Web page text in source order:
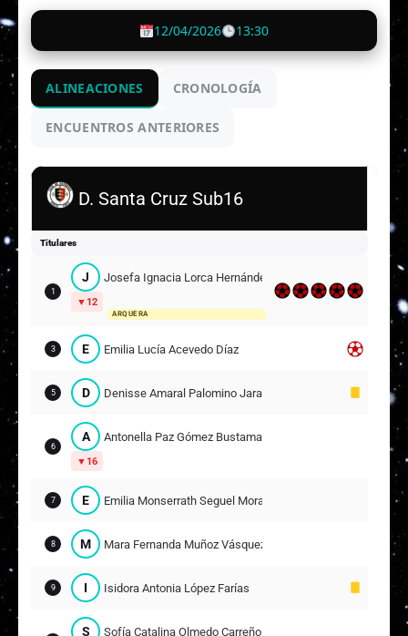
12/04/2026 13:30
ALINEACIONES CRONOLOGÍA
ENCUENTROS ANTERIORES
D. Santa Cruz Sub16
Titulares
1
J Josefa Ignacia Lorca Hernández
12
ARQUERA
3 E Emilia Lucía Acevedo Díaz
5 D Denisse Amaral Palomino Jara
6
A Antonella Paz Gómez Bustamante
16
7 E Emilia Monserrath Seguel Morales
8 M Mara Fernanda Muñoz Vásquez
9 I Isidora Antonia López Farías
S Sofía Catalina Olmedo Carreño